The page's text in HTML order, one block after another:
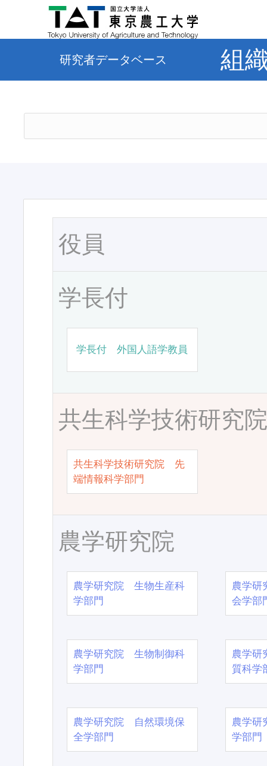
研究者データベース 組
役員
学長付
学長付 外国人語学教員
共生科学技術研究
共生科学技術研究院 先
端情報科学部門
農学研究院
農学研究院 生物生産科
学部門
農学
会学部
農学研究院 生物制御科
学部門
農学
質科学
農学研究院 自然環境保
全学部門
農学
学部門